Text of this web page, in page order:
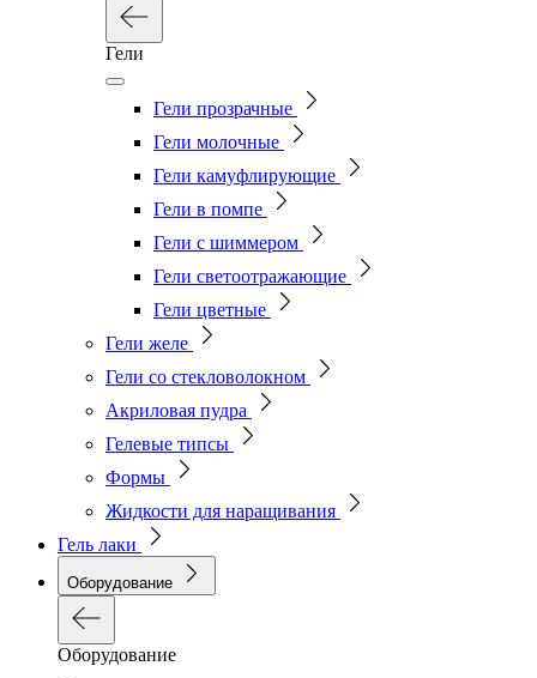
Гели
Гели прозрачные
Гели молочные
Гели камуфлирующие
Гели в помпе
Гели с шиммером
Гели светоотражающие
Гели цветные
Гели желе
Гели со стекловолокном
Акриловая пудра
Гелевые типсы
Формы
Жидкости для наращивания
Гель лаки
Оборудование
Оборудование